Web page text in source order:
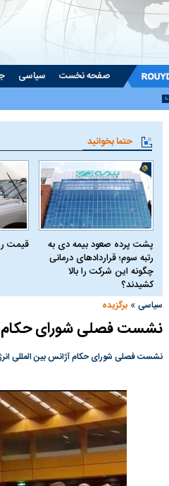
صفحه نخست سیاسی
حتما بخوانید
پشت پرده صعود بیمه دی به
رتبه سوم؛ قراردادهای درمانی
چگونه این شرکت را بالا
کشیدند؟
قیمت روز
سیاسی » برگزیده
نشست فصلی شورای حکام
نشست فصلی شورای حکام آژانس بین المللی
چرا رویای آمریکایی سرنگونی رژیم و
نابودی محور مقاومت تعبیر نشد؟ | پشت
واشنگتن را زمین زد